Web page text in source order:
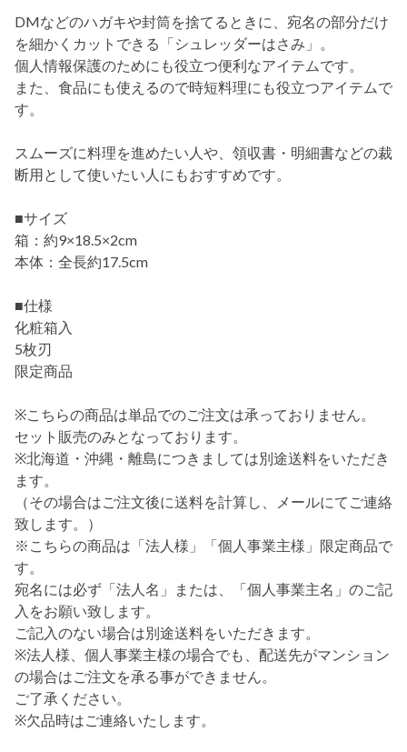
DMなどのハガキや封筒を捨てるときに、宛名の部分だけ
を細かくカットできる「シュレッダーはさみ」。
個人情報保護のためにも役立つ便利なアイテムです。
また、食品にも使えるので時短料理にも役立つアイテムで
す。
スムーズに料理を進めたい人や、領収書・明細書などの裁
断用として使いたい人にもおすすめです。
■サイズ
箱：約9×18.5×2cm
本体：全長約17.5cm
■仕様
化粧箱入
5枚刃
限定商品
※こちらの商品は単品でのご注文は承っておりません。
セット販売のみとなっております。
※北海道・沖縄・離島につきましては別途送料をいただき
ます。
（その場合はご注文後に送料を計算し、メールにてご連絡
致します。）
※こちらの商品は「法人様」「個人事業主様」限定商品で
す。
宛名には必ず「法人名」または、「個人事業主名」のご記
入をお願い致します。
ご記入のない場合は別途送料をいただきます。
※法人様、個人事業主様の場合でも、配送先がマンション
の場合はご注文を承る事ができません。
ご了承ください。
※欠品時はご連絡いたします。